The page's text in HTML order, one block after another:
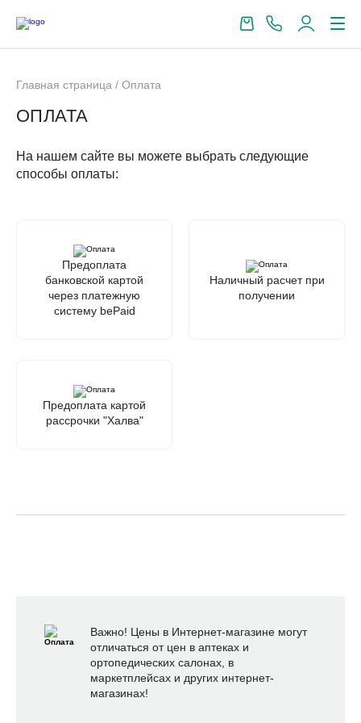
Главная страница / Оплата
ОПЛАТА
На нашем сайте вы можете выбрать следующие
способы оплаты:
Предоплата
банковской картой
через платежную
систему bePaid
Наличный расчет при
получении
Предоплата картой
рассрочки "Халва"
Важно! Цены в Интернет-магазине могут
отличаться от цен в аптеках и
ортопедических салонах, в
маркетплейсах и других интернет-
магазинах!